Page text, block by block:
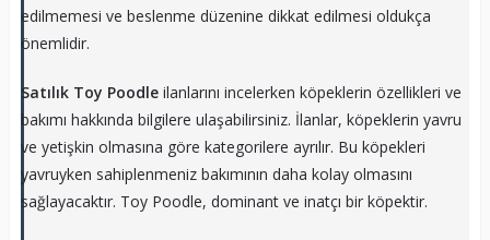
edilmemesi ve beslenme düzenine dikkat edilmesi oldukça
önemlidir.
Satılık Toy Poodle ilanlarını incelerken köpeklerin özellikleri ve
bakımı hakkında bilgilere ulaşabilirsiniz. İlanlar, köpeklerin yavru
ve yetişkin olmasına göre kategorilere ayrılır. Bu köpekleri
yavruyken sahiplenmeniz bakımının daha kolay olmasını
sağlayacaktır. Toy Poodle, dominant ve inatçı bir köpektir.